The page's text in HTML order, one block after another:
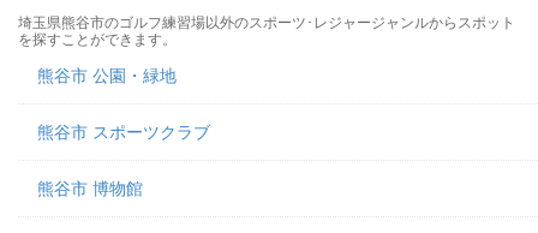
埼玉県熊谷市のゴルフ練習場以外のスポーツ･レジャージャンルからスポット
を探すことができます。
熊谷市 公園・緑地
熊谷市 スポーツクラブ
熊谷市 博物館